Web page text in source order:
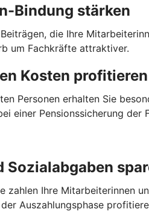
Bindung stärken
die Ihre
um Fachkräfte attraktiver.
Kosten profitieren
Personen erhalten Sie
einer Pensionssicherung der
Sozialabgaben
zahlen Ihre Mitarbeiterinnen
Auszahlungsphase